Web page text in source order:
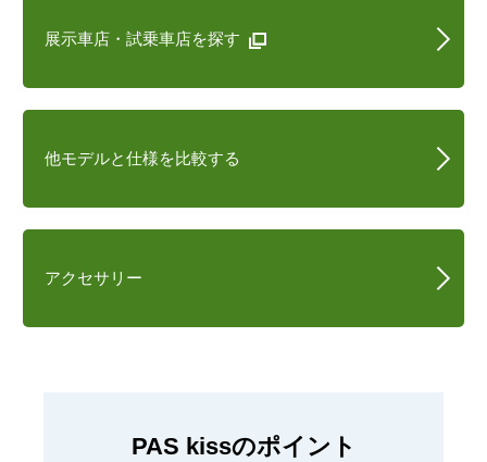
展示車店・試乗車店を探す
他モデルと仕様を比較する
アクセサリー
PAS kissのポイント